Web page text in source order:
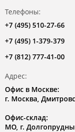
Телефоны:
+7 (495) 510-27-66
+7 (495) 1-379-379
+7 (812) 777-41-00
Адрес:
Офис в Москве:
г. Москва,
Офис-склад:
МО, г.